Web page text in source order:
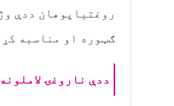
روغتیاپوهان ددې
ګټوره او مناسبه
ددې ناروغۍ